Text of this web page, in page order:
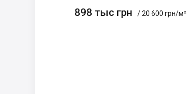
898 тыс грн / 20 600 грн/м²